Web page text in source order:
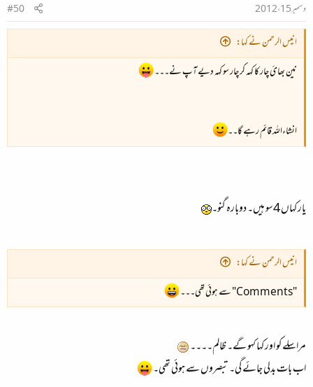
دسمبر 15، 2012
#50
انیس الرحمن نے کہا:
نین بھائ چار کا کہہ کر چار سو کہہ دیے آپ نے۔۔۔
انشاءاللہ قائم رہے گا۔۔
یار کہاں 4سو ہیں۔ دوبارہ گنو۔
انیس الرحمن نے کہا:
"Comments" سے ہوئی تھی۔۔۔
مراسلے کو اور کہا کہو گے۔ ظالم۔۔۔۔
اب بات بدلی جائے گی۔ تبصروں سے ہوئی تھی۔